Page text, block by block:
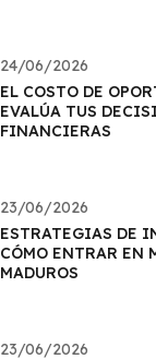
24/06/2026
EL COSTO DE
EVALÚA TUS
FINANCIERAS
23/06/2026
ESTRATEGIAS DE
CÓMO ENTRAR EN
MADUROS
23/06/2026